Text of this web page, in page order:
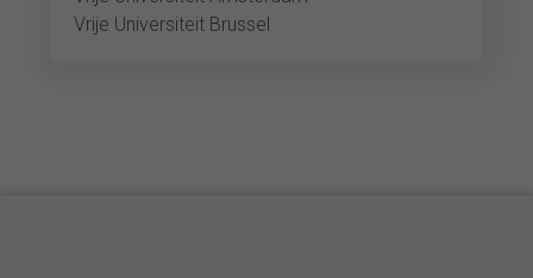
Vrije Universiteit Brussel